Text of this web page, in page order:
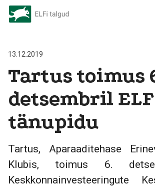
13.12.2019
Tartus toimus
detsembril
tänupidu
Tartus, Aparaaditehase
Klubis, toimus 6.
Keskkonnainvesteeringute